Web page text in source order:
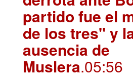
partido fue el
de los tres" y
ausencia de
Muslera.05:56